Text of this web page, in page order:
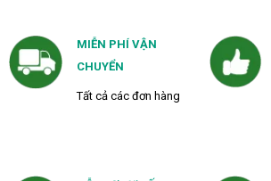
MIỄN PHÍ VẬN
CHUYỂN
Tất cả các đơn hàng